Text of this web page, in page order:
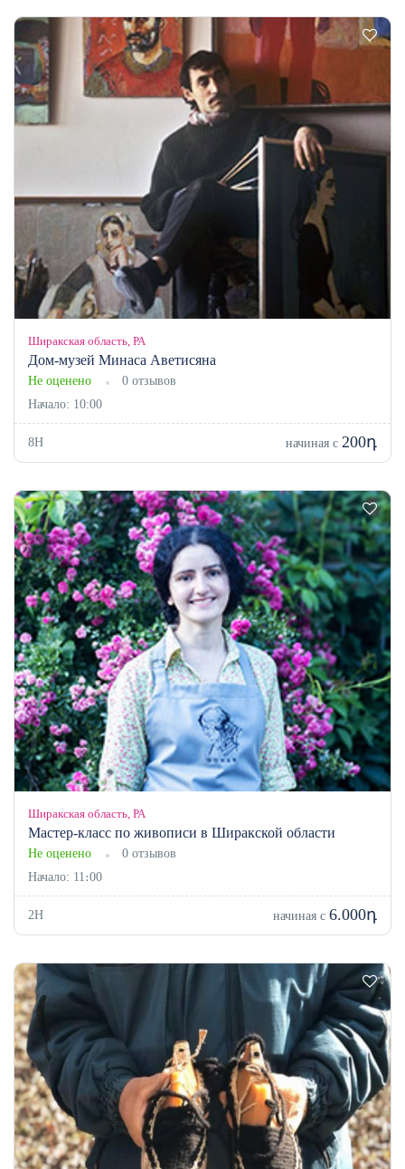
Ширакская область, РА
Дом-музей Минаса Аветисяна
Не оценено
0 отзывов
Начало: 10:00
8H начиная с 200դ
Ширакская область, РА
Мастер-класс по живописи в Ширакской области
Не оценено
0 отзывов
Начало: 11։00
2H начиная с 6.000դ